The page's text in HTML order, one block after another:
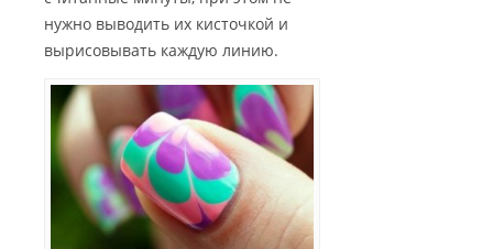
нужно выводить их кисточкой и
вырисовывать каждую линию.